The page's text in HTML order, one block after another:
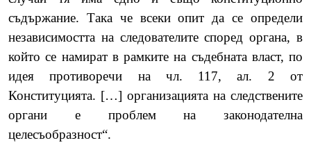
съдържание. Така че всеки опит да се определи
независимостта на следователите според органа, в
който се намират в рамките на съдебната власт, по
идея противоречи на чл. 117, ал. 2 от
Конституцията. […] организацията на следствените
органи е проблем на законодателна
целесъобразност“.